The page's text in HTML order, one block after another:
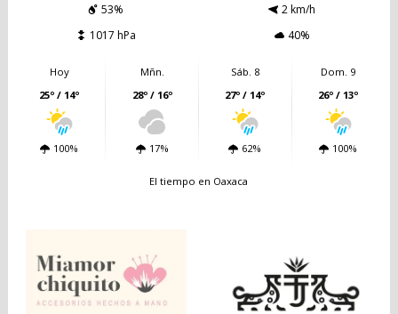
53%
2 km/h
1017 hPa
40%
Hoy
25º / 14º
100%
Mñn.
28º / 16º
17%
Sáb. 8
27º / 14º
62%
Dom. 9
26º / 13º
100%
El tiempo en Oaxaca